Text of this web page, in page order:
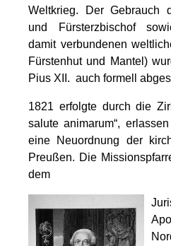
Weltkrieg. Der Gebrauch
und Fürsterzbischof
damit verbundenen
Fürstenhut und Mantel)
Pius XII. auch formell
1821 erfolgte durch die
salute animarum“,
eine Neuordnung der
Preußen. Die
dem